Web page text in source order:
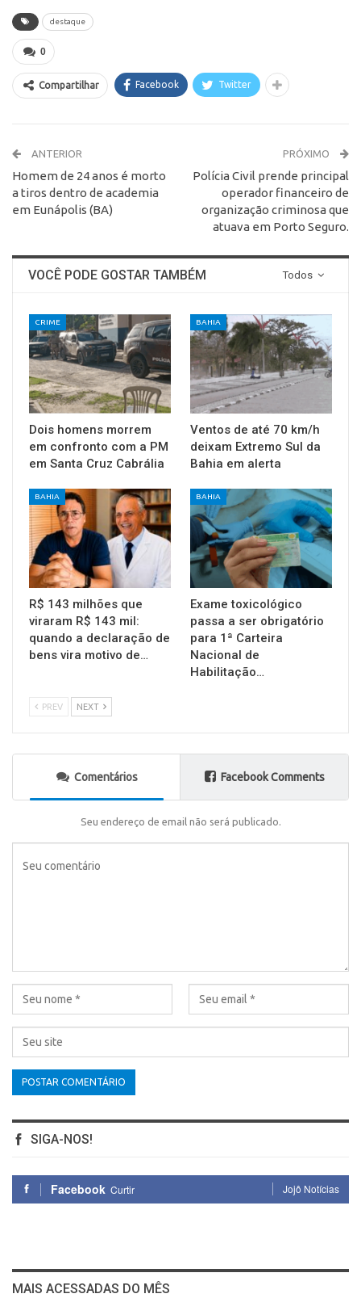
destaque
0
Compartilhar Facebook Twitter
ANTERIOR
Homem de 24 anos é morto
a tiros dentro de academia
em Eunápolis (BA)
PRÓXIMO
Polícia Civil prende principal
operador financeiro de
organização criminosa que
atuava em Porto Seguro.
Todos
VOCÊ PODE GOSTAR TAMBÉM
CRIME
Dois homens morrem
em confronto com a PM
em Santa Cruz Cabrália
BAHIA
Ventos de até 70 km/h
deixam Extremo Sul da
Bahia em alerta
BAHIA
R$ 143 milhões que
viraram R$ 143 mil:
quando a declaração de
bens vira motivo de…
BAHIA
Exame toxicológico
passa a ser obrigatório
para 1ª Carteira
Nacional de
Habilitação…
PREV NEXT
Comentários Facebook Comments
Seu endereço de email não será publicado.
SIGA-NOS!
Facebook Curtir Jojô Notícias
MAIS ACESSADAS DO MÊS